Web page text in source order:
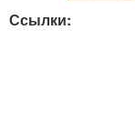
Ссылки: